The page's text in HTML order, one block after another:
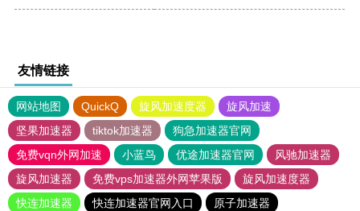
友情链接
网站地图 QuickQ 旋风加速度器
旋风加速
坚果加速器
tiktok加速器
狗急加速器官网
免费vqn外网加速
小蓝鸟 优途加速器官网
风驰加速器
旋风加速器
免费vps加速器外网苹果版
旋风加速度器
快连加速器
快连加速器官网入口
原子加速器